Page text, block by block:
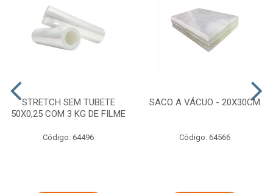
STRETCH SEM TUBETE
50X0,25 COM 3 KG DE FILME
Código: 64496
SACO A VÁCUO - 20X30CM
Código: 64566